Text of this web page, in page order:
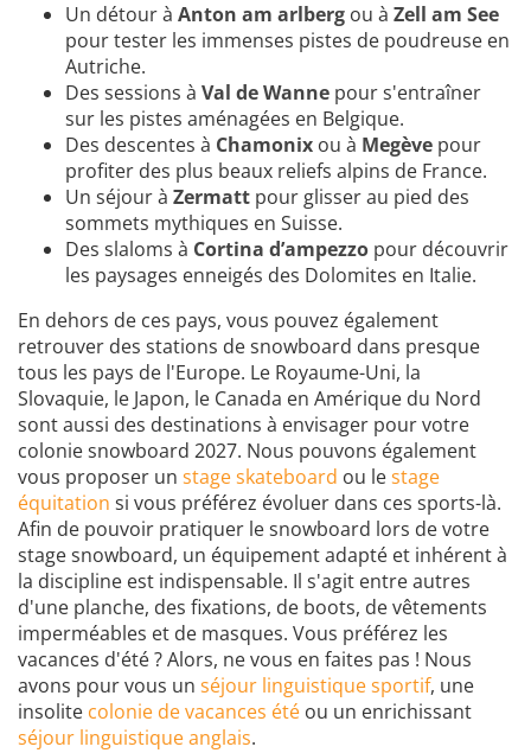
Un détour à Anton am arlberg ou à Zell am See
pour tester les immenses pistes de poudreuse en
Autriche.
Des sessions à Val de Wanne pour s'entraîner
sur les pistes aménagées en Belgique.
Des descentes à Chamonix ou à Megève pour
profiter des plus beaux reliefs alpins de France.
Un séjour à Zermatt pour glisser au pied des
sommets mythiques en Suisse.
Des slaloms à Cortina d’ampezzo pour découvrir
les paysages enneigés des Dolomites en Italie.
En dehors de ces pays, vous pouvez également
retrouver des stations de snowboard dans presque
tous les pays de l'Europe. Le Royaume-Uni, la
Slovaquie, le Japon, le Canada en Amérique du Nord
sont aussi des destinations à envisager pour votre
colonie snowboard 2027. Nous pouvons également
vous proposer un stage skateboard ou lestage
équitation si vous préférez évoluer dans ces sports-là.
Afin de pouvoir pratiquer le snowboard lors de votre
stage snowboard, un équipement adapté et inhérent à
la discipline est indispensable. Il s'agit entre autres
d'une planche, des fixations, de boots, de vêtements
imperméables et de masques. Vous préférez les
vacances d'été ? Alors, ne vous en faites pas ! Nous
avons pour vous un séjour linguistique sportif, une
insolite colonie de vacances été ou un enrichissant
séjour linguistique anglais.